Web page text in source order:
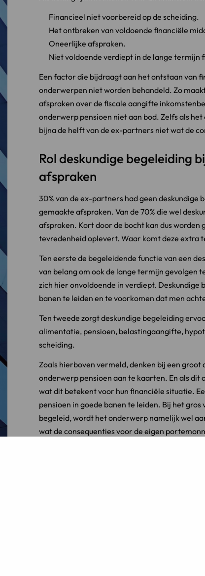
Financieel niet voorbereid op de scheiding.
Het ontbreken van voldoende financiële
Oneerlijke afspraken.
Niet voldoende verdiept in de lange termijn
Een factor die bijdraagt aan het ontstaan van
onderwerpen niet worden behandeld. Zo
afspraken over de fiscale aangifte
onderwerp pensioen niet aan bod. Zelfs als
bijna de helft van de ex-partners niet wat de
Rol deskundige begeleiding
afspraken
30% van de ex-partners had geen deskundige
gemaakte afspraken. Van de 70% die wel
afspraken. Kort door de bocht kan dus worden
tevredenheid oplevert. Waar komt deze extra
Ten eerste de begeleidende functie van een
van belang om ook de lange termijn gevolgen
zich hier onvoldoende in verdiept. Deskundige
banen te leiden en te voorkomen dat men
Ten tweede zorgt deskundige begeleiding
alimentatie, pensioen, belastingaangifte,
scheiding.
Zoals hierboven vermeld, denken bij een
onderwerp pensioen aan te kaarten. En als
wat dit betekent voor hun financiële situatie.
pensioen in goede banen te leiden. Bij het
begeleid, wordt het onderwerp namelijk wel
wat de consequenties voor de eigen